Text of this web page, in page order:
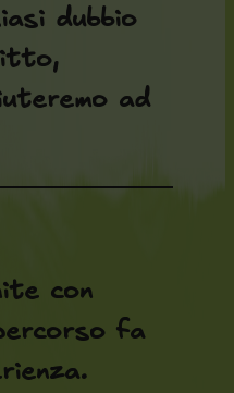
dubbio
ad
con
fa